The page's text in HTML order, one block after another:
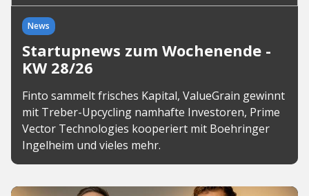
News
Startupnews zum Wochenende -
KW 28/26
Finto sammelt frisches Kapital, ValueGrain gewinnt
mit Treber-Upcycling namhafte Investoren, Prime
Vector Technologies kooperiert mit Boehringer
Ingelheim und vieles mehr.